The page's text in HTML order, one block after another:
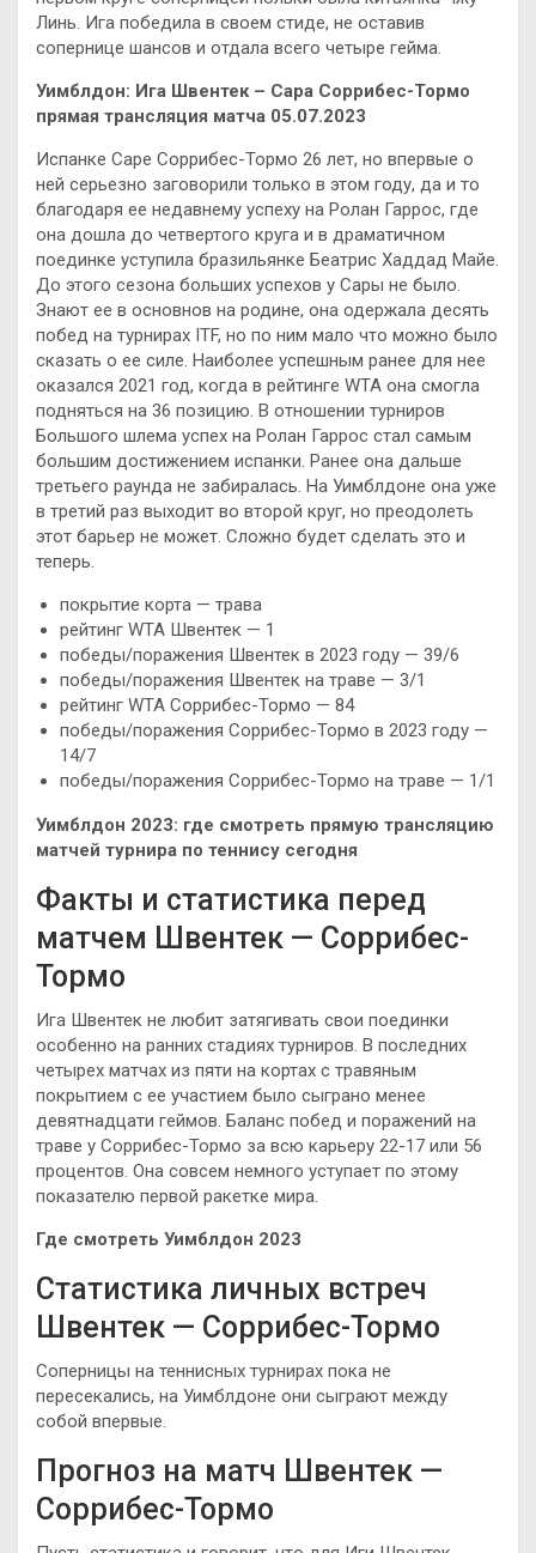
Линь. Ига победила в своем стиде, не оставив
сопернице шансов и отдала всего четыре гейма.
Уимблдон: Ига Швентек – Сара Соррибес-Тормо
прямая трансляция матча 05.07.2023
Испанке Саре Соррибес-Тормо 26 лет, но впервые о
ней серьезно заговорили только в этом году, да и то
благодаря ее недавнему успеху на Ролан Гаррос, где
она дошла до четвертого круга и в драматичном
поединке уступила бразильянке Беатрис Хаддад Майе.
До этого сезона больших успехов у Сары не было.
Знают ее в основнов на родине, она одержала десять
побед на турнирах ITF, но по ним мало что можно было
сказать о ее силе. Наиболее успешным ранее для нее
оказался 2021 год, когда в рейтинге WTA она смогла
подняться на 36 позицию. В отношении турниров
Большого шлема успех на Ролан Гаррос стал самым
большим достижением испанки. Ранее она дальше
третьего раунда не забиралась. На Уимблдоне она уже
в третий раз выходит во второй круг, но преодолеть
этот барьер не может. Сложно будет сделать это и
теперь.
покрытие корта — трава
рейтинг WTA Швентек — 1
победы/поражения Швентек в 2023 году — 39/6
победы/поражения Швентек на траве — 3/1
рейтинг WTA Соррибес-Тормо — 84
победы/поражения Соррибес-Тормо в 2023 году —
14/7
победы/поражения Соррибес-Тормо на траве — 1/1
Уимблдон 2023: где смотреть прямую трансляцию
матчей турнира по теннису сегодня
Факты и статистика перед
матчем Швентек — Соррибес-
Тормо
Ига Швентек не любит затягивать свои поединки
особенно на ранних стадиях турниров. В последних
четырех матчах из пяти на кортах с травяным
покрытием с ее участием было сыграно менее
девятнадцати геймов. Баланс побед и поражений на
траве у Соррибес-Тормо за всю карьеру 22-17 или 56
процентов. Она совсем немного уступает по этому
показателю первой ракетке мира.
Где смотреть Уимблдон 2023
Статистика личных встреч
Швентек — Соррибес-Тормо
Соперницы на теннисных турнирах пока не
пересекались, на Уимблдоне они сыграют между
собой впервые.
Прогноз на матч Швентек —
Соррибес-Тормо